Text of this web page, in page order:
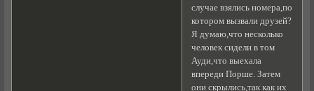
случае взялись номера,по
котором вызвали друзей?
Я думаю,что несколько
человек сидели в том
Ауди,что выехала
впереди Порше. Затем
они скрылись,так как их